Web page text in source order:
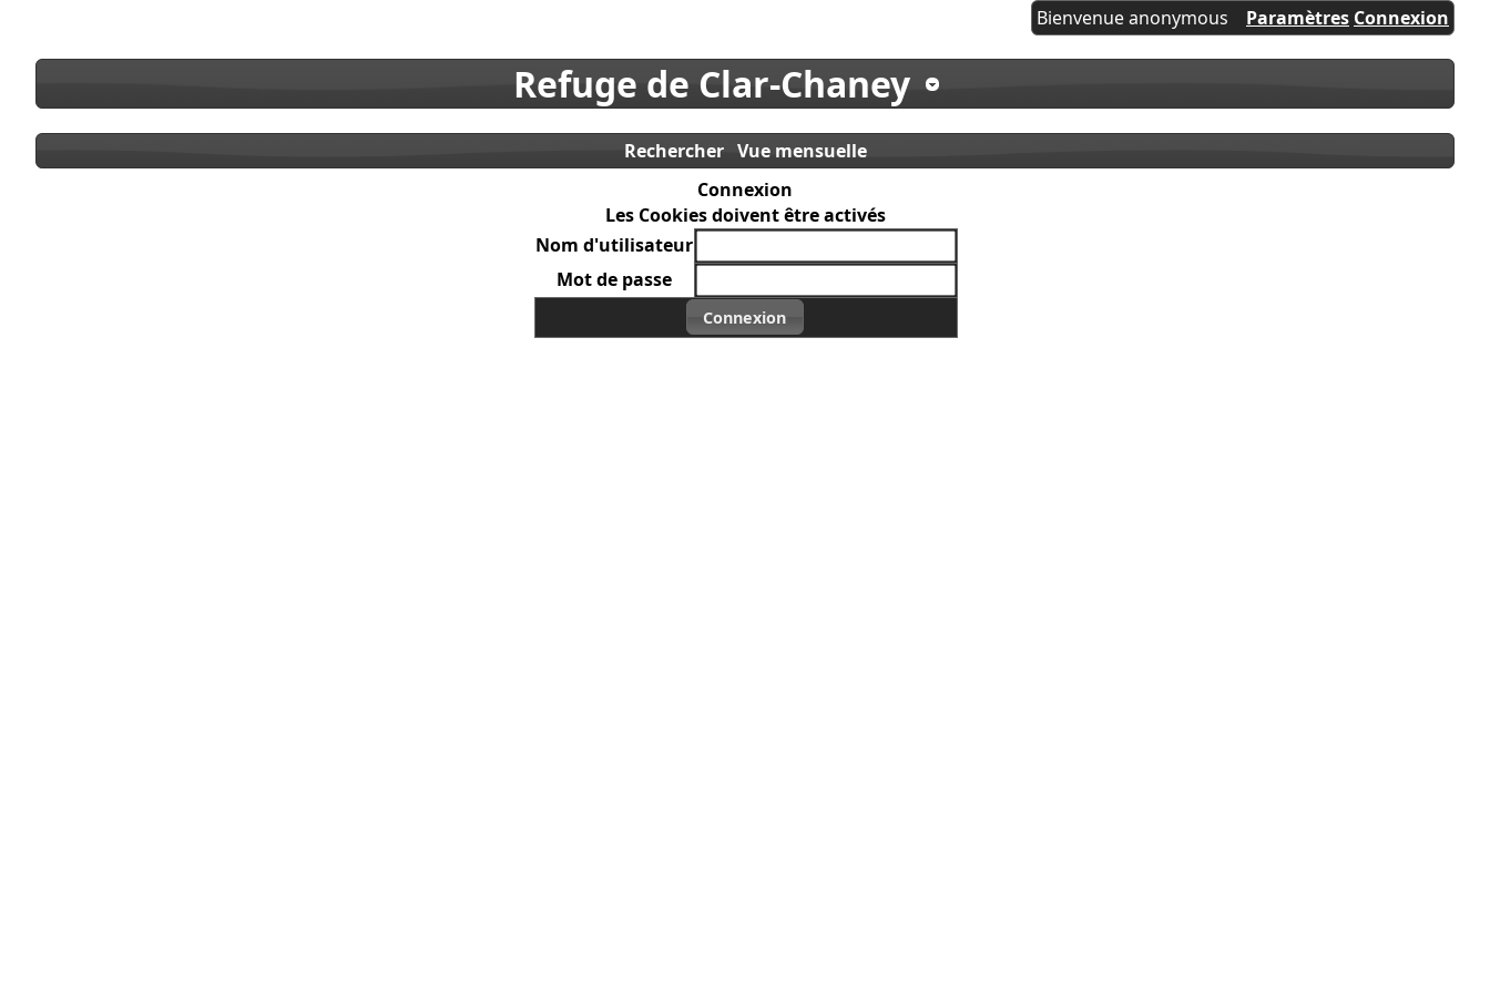
Bienvenue anonymous Paramètres Connexion
Refuge de Clar-Chaney
Rechercher Vue mensuelle
Connexion
Les Cookies doivent être activés
Nom d'utilisateur
Mot de passe